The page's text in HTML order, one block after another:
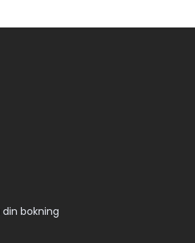
bokning